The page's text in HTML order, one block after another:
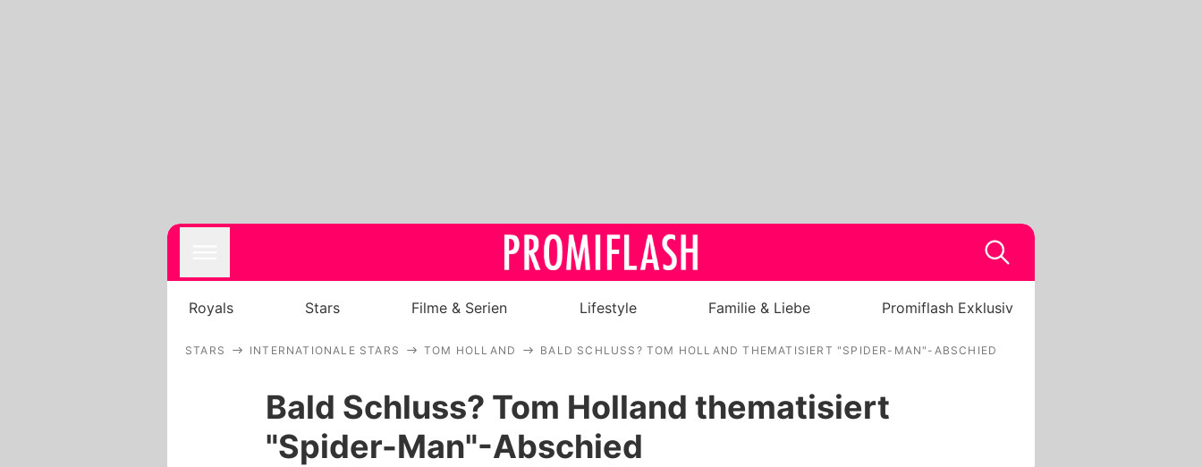
Royals
Stars
Filme & Serien
Royals Stars Filme & Serien Lifestyle Familie & Liebe Promiflash Exklusiv
STARS INTERNATIONALE STARS TOM HOLLAND BALD SCHLUSS? TOM HOLLAND THEMATISIERT "SPIDER-MAN"-ABSCHIED
Bald Schluss? Tom Holland thematisiert
"Spider-Man"-Abschied